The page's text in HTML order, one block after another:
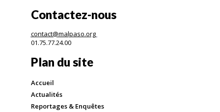
Contactez-nous
contact@malpaso.org
01.75.77.24.00
Plan du site
Accueil
Actualités
Reportages & Enquêtes